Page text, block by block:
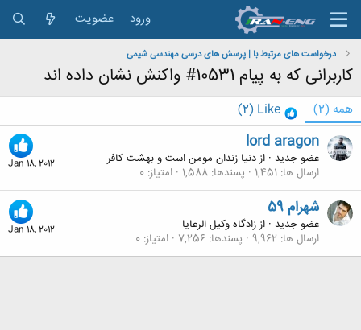
ورود عضویت
درخواست های مرتبط با | پرسش های درسی مهندسی شیمی
کاربرانی که به پیام 10531# واکنش نشان داده اند
همه (2)
Like
(2)
Jan 18, 2012
lord aragon
عضو جدید · ازدنیا زندان مومن است و بهشت کافر
ارسال ها 1,451 پسندها 1,588 امتیاز 0
Jan 18, 2012
شهرام 59
عضو جدید · اززادگاه وکیل الرعایا
ارسال ها 9,962 پسندها 7,256 امتیاز 0